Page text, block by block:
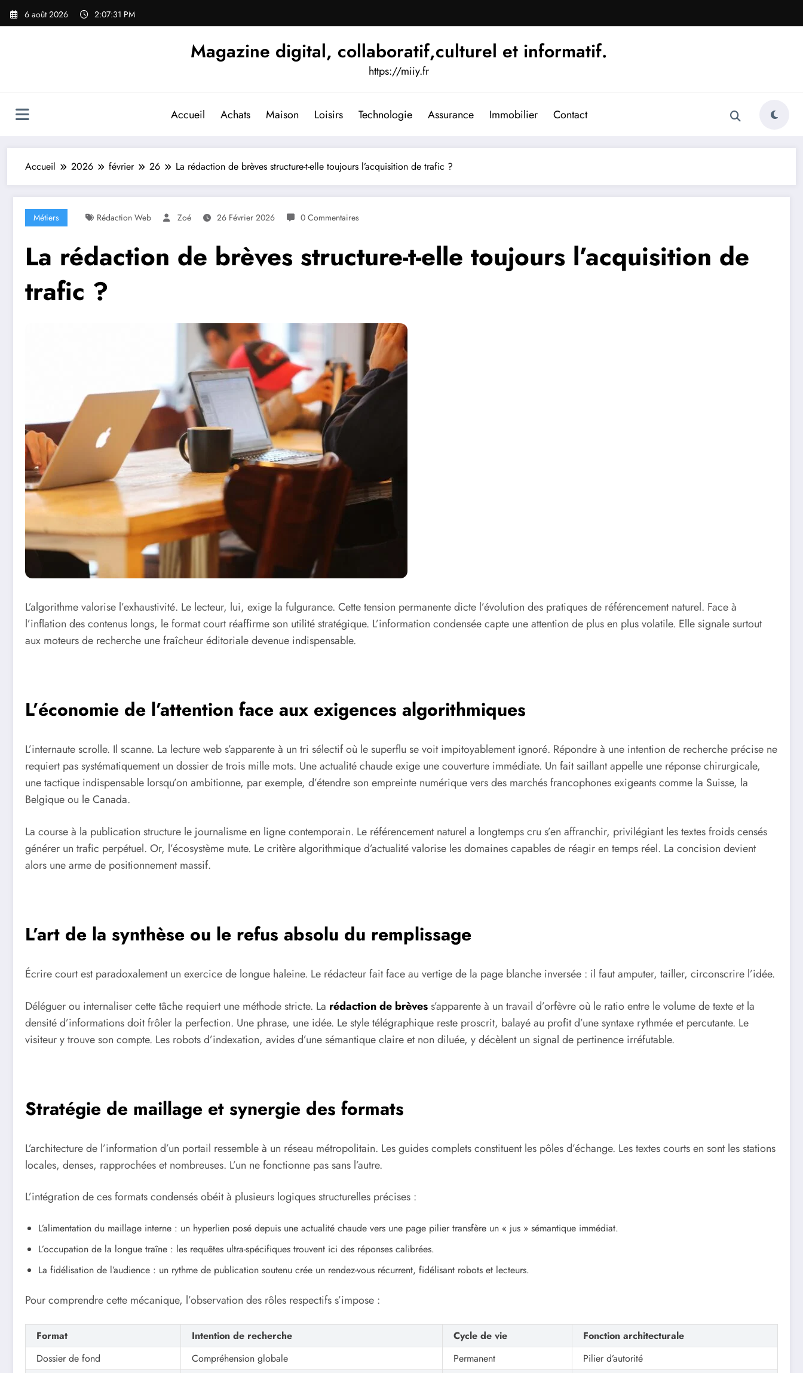
Aller
6 août 2026 2:07:32 PM
Magazine digital, collaboratif,culturel et informatif.
https://miiy.fr
Accueil Achats Maison Loisirs Technologie Assurance Immobilier Contact
Accueil 2026 février 26 La rédaction de brèves structure-t-elle toujours l’acquisition de trafic ?
Métiers Rédaction Web Zoé 26 Février 2026 0 Commentaires
La rédaction de brèves structure-t-elle toujours l’acquisition de
trafic ?
L’algorithme valorise l’exhaustivité. Le lecteur, lui, exige la fulgurance. Cette tension permanente dicte l’évolution des pratiques de référencement naturel. Face à
l’inflation des contenus longs, le format court réaffirme son utilité stratégique. L’information condensée capte une attention de plus en plus volatile. Elle signale surtout
aux moteurs de recherche une fraîcheur éditoriale devenue indispensable.
L’économie de l’attention face aux exigences algorithmiques
L’internaute scrolle. Il scanne. La lecture web s’apparente à un tri sélectif où le superflu se voit impitoyablement ignoré. Répondre à une intention de recherche précise ne
requiert pas systématiquement un dossier de trois mille mots. Une actualité chaude exige une couverture immédiate. Un fait saillant appelle une réponse chirurgicale,
une tactique indispensable lorsqu’on ambitionne, par exemple, d’étendre son empreinte numérique vers des marchés francophones exigeants comme la Suisse, la
Belgique ou le Canada.
La course à la publication structure le journalisme en ligne contemporain. Le référencement naturel a longtemps cru s’en affranchir, privilégiant les textes froids censés
générer un trafic perpétuel. Or, l’écosystème mute. Le critère algorithmique d’actualité valorise les domaines capables de réagir en temps réel. La concision devient
alors une arme de positionnement massif.
L’art de la synthèse ou le refus absolu du remplissage
Écrire court est paradoxalement un exercice de longue haleine. Le rédacteur fait face au vertige de la page blanche inversée : il faut amputer, tailler, circonscrire l’idée.
Déléguer ou internaliser cette tâche requiert une méthode stricte. La rédaction de brèvess’apparente à un travail d’orfèvre où le ratio entre le volume de texte et la
densité d’informations doit frôler la perfection. Une phrase, une idée. Le style télégraphique reste proscrit, balayé au profit d’une syntaxe rythmée et percutante. Le
visiteur y trouve son compte. Les robots d’indexation, avides d’une sémantique claire et non diluée, y décèlent un signal de pertinence irréfutable.
Stratégie de maillage et synergie des formats
L’architecture de l’information d’un portail ressemble à un réseau métropolitain. Les guides complets constituent les pôles d’échange. Les textes courts en sont les stations
locales, denses, rapprochées et nombreuses. L’un ne fonctionne pas sans l’autre.
L’intégration de ces formats condensés obéit à plusieurs logiques structurelles précises :
L’alimentation du maillage interne : un hyperlien posé depuis une actualité chaude vers une page pilier transfère un « jus » sémantique immédiat.
L’occupation de la longue traîne : les requêtes ultra-spécifiques trouvent ici des réponses calibrées.
La fidélisation de l’audience : un rythme de publication soutenu crée un rendez-vous récurrent, fidélisant robots et lecteurs.
Pour comprendre cette mécanique, l’observation des rôles respectifs s’impose :
Format Intention de recherche Cycle de vie
Fonction architecturale
Dossier de fond
Compréhension globale Permanent
Pilier d’autorité